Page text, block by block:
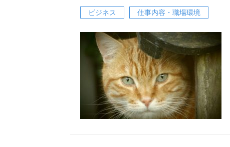
ビジネス 仕事内容・職場環境